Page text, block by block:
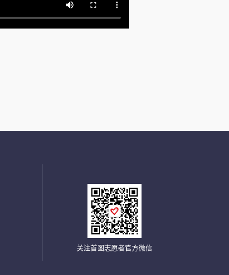
关注首图志愿者官方微信